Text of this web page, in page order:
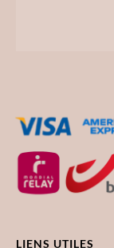
LIENS UTILES